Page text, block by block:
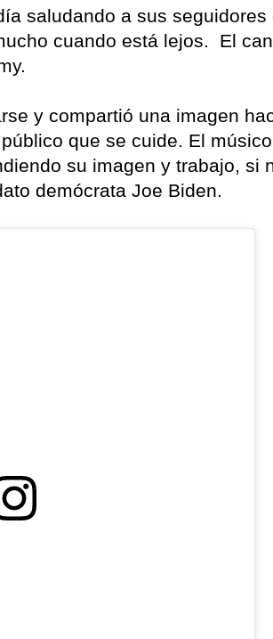
saludando a sus
cuando está lejos. El
y compartió una imagen
que se cuide. El
su imagen y trabajo, si
demócrata Joe Biden.